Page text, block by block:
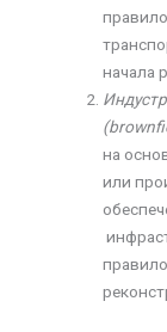
начала
на
или